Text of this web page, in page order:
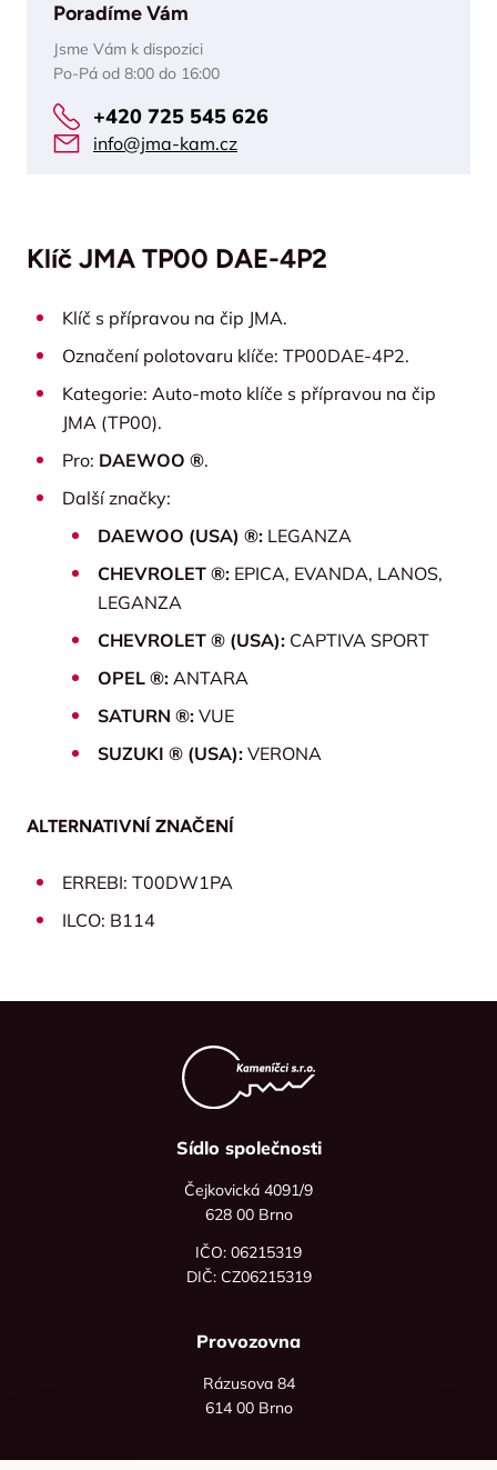
Poradíme Vám
Jsme Vám k dispozici
Po-Pá od 8:00 do 16:00
+420 725 545 626
info@jma-kam.cz
Klíč JMA TP00 DAE-4P2
Klíč s přípravou na čip JMA.
Označení polotovaru klíče: TP00DAE-4P2.
Kategorie: Auto-moto klíče s přípravou na čip
JMA (TP00).
Pro: DAEWOO ®.
Další značky:
DAEWOO (USA) ®: LEGANZA
CHEVROLET ®: EPICA, EVANDA, LANOS,
LEGANZA
CHEVROLET ® (USA): CAPTIVA SPORT
OPEL ®: ANTARA
SATURN ®: VUE
SUZUKI ® (USA): VERONA
ALTERNATIVNÍ ZNAČENÍ
ERREBI: T00DW1PA
ILCO: B114
Sídlo společnosti
Čejkovická 4091/9
628 00 Brno
IČO: 06215319
DIČ: CZ06215319
Provozovna
Rázusova 84
614 00 Brno